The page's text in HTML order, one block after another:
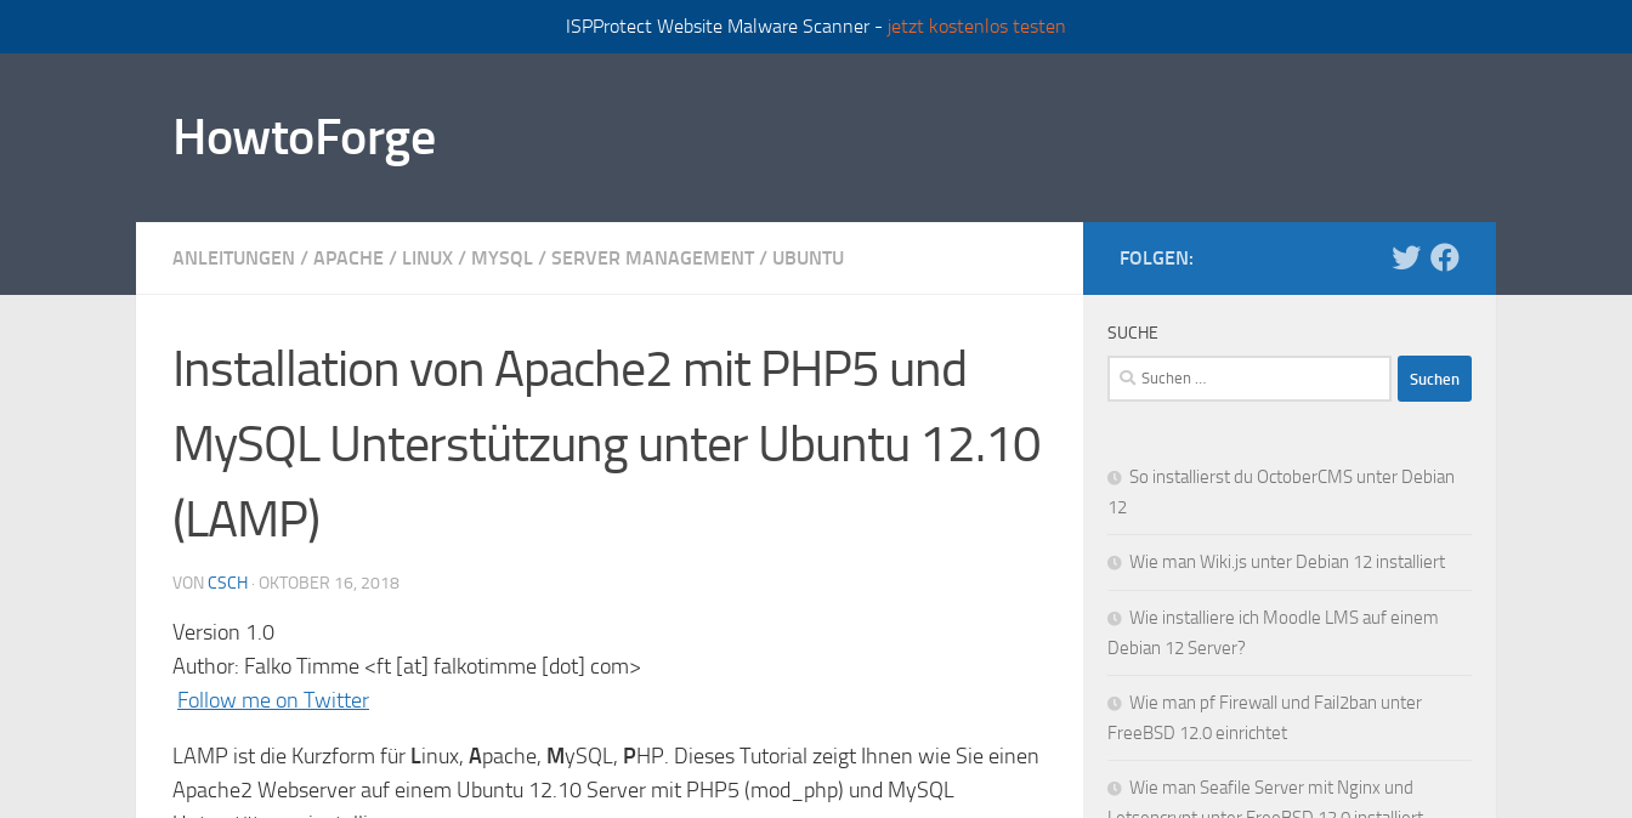
ISPProtect Website Malware Scanner - jetzt kostenlos testen
HowtoForge
ANLEITUNGEN / APACHE / LINUX / MYSQL / SERVER MANAGEMENT / UBUNTU
Installation von Apache2 mit PHP5 und
MySQL Unterstützung unter Ubuntu 12.10
(LAMP)
VON CSCH · OKTOBER 16, 2018
Version 1.0
Author: Falko Timme <ft [at] falkotimme [dot] com>
Follow me on Twitter
LAMP ist die Kurzform für Linux, Apache, MySQL, PHP. Dieses Tutorial zeigt Ihnen wie Sie einen
Apache2 Webserver auf einem Ubuntu 12.10 Server mit PHP5 (mod_php) und MySQL
FOLGEN:
SUCHE
Suchen
nach:
So installierst du OctoberCMS unter Debian
12
Wie man Wiki.js unter Debian 12 installiert
Wie installiere ich Moodle LMS auf einem
Debian 12 Server?
Wie man pf Firewall und Fail2ban unter
FreeBSD 12.0 einrichtet
Wie man Seafile Server mit Nginx und